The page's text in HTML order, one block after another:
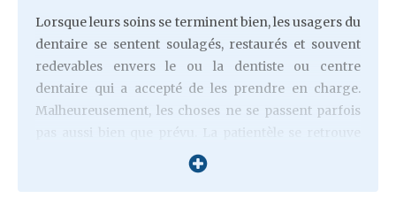
Lorsque leurs soins se terminent bien, les usagers du
dentaire se sentent soulagés, restaurés et souvent
redevables envers le ou la dentiste ou centre
dentaire qui a accepté de les prendre en charge.
Malheureusement, les choses ne se passent parfois
pas aussi bien que prévu. La patientèle se retrouve
alors (démunie) face à un labyrinthe de procédures
et de guichets (Conseil ordinal des Chirurgiens-